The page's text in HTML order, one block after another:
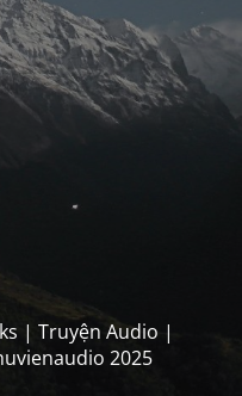
| Truyện Audio |
2025